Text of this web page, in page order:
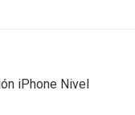
iPhone Nivel